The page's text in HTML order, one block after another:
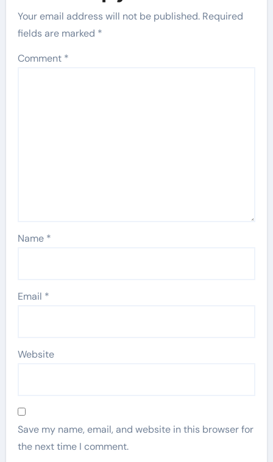
Your email address will not be published. Required
fields are marked *
Comment *
Name *
Email *
Website
Save my name, email, and website in this browser for
the next time I comment.